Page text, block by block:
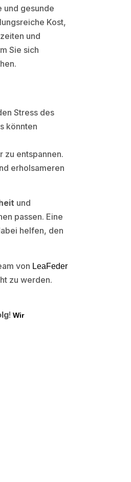
und gesunde
Kost,
und
Sie sich
Stress des
könnten
zu entspannen.
erholsameren
und
passen. Eine
helfen, den
von LeaFeder
zu werden.
! Wir